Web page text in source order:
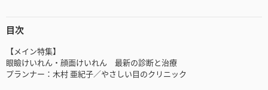
目次
【メイン特集】
眼瞼けいれん・顔面けいれん 最新の診断と治療
プランナー：木村 亜紀子／やさしい目のクリニック